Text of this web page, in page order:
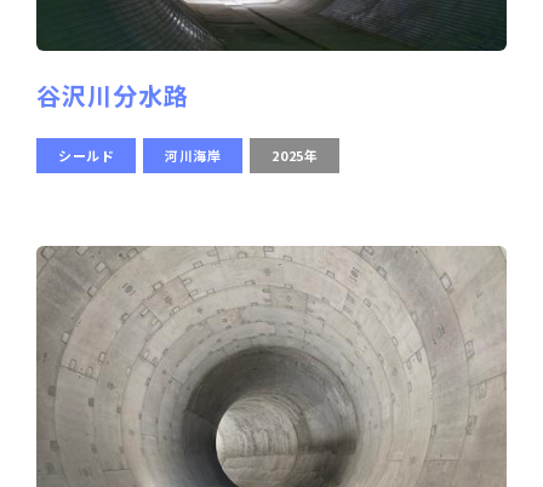
谷沢川分水路
シールド 河川海岸 2025年